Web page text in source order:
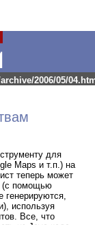
2006/05/
для
Maps и т.п.) на
теперь может
(с помощью
генерируются,
используя
Все, что